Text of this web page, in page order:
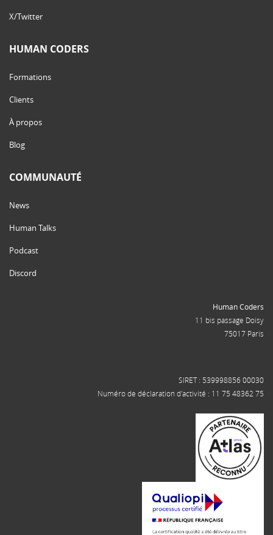
X/Twitter
HUMAN CODERS
Formations
Clients
À propos
Blog
COMMUNAUTÉ
News
Human Talks
Podcast
Discord
Human Coders
11 bis passage Doisy
75017 Paris
SIRET : 539998856 00030
Numéro de déclaration d'activité : 11 75 48362 75